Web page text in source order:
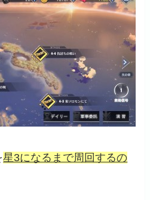
星3になるまで周回するの